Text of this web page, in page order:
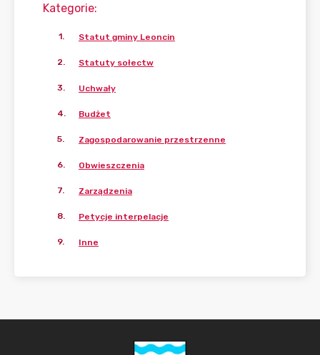
Kategorie:
1. Statut gminy Leoncin
2. Statuty sołectw
3. Uchwały
4. Budżet
5. Zagospodarowanie przestrzenne
6. Obwieszczenia
7. Zarządzenia
8. Petycje interpelacje
9. Inne